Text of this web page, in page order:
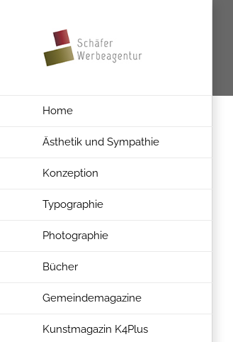
Home
Ästhetik und Sympathie
Konzeption
Typographie
Photographie
Bücher
Gemeindemagazine
Kunstmagazin K4Plus